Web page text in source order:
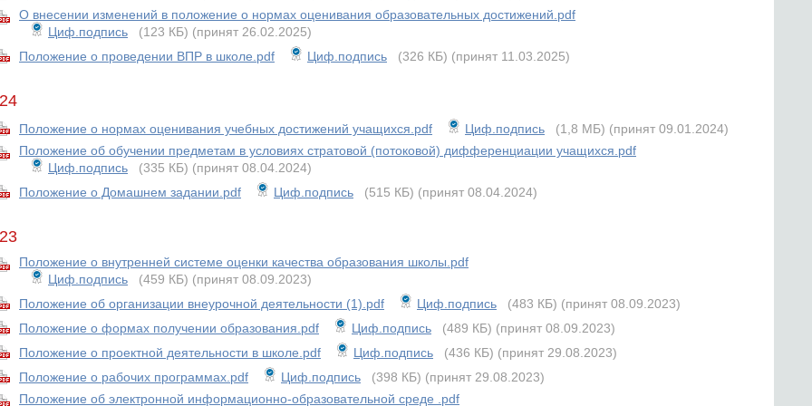
О внесении изменений в положение о нормах оценивания образовательных достижений.pdf
Циф.подпись
(123 КБ) (принят 26.02.2025)
Положение о проведении ВПР в школе.pdf
Циф.подпись (326 КБ) (принят 11.03.2025)
Положение о нормах оценивания учебных достижений учащихся.pdf Циф.подпись (1,8 МБ) (принят 09.01.2024)
Положение об обучении предметам в условиях стратовой (потоковой) дифференциации учащихся.pdf
Циф.подпись
(335 КБ) (принят 08.04.2024)
Положение о Домашнем задании.pdf
Циф.подпись (515 КБ) (принят 08.04.2024)
Положение о внутренней системе оценки качества образования школы.pdf
Циф.подпись
(459 КБ) (принят 08.09.2023)
Положение об организации внеурочной деятельности (1).pdf
Циф.подпись (483 КБ) (принят 08.09.2023)
Положение о формах получении образования.pdf
Циф.подпись (489 КБ) (принят 08.09.2023)
Положение о проектной деятельности в школе.pdf
Циф.подпись (436 КБ) (принят 29.08.2023)
Положение о рабочих программах.pdf
Циф.подпись (398 КБ) (принят 29.08.2023)
Положение об электронной информационно-образовательной среде .pdf